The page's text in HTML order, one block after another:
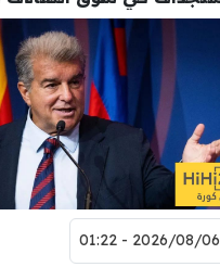
2026/08/06 - 01:22